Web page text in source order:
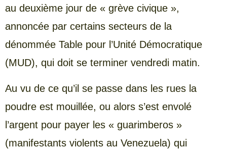
au deuxième jour de « grève civique »,
annoncée par certains secteurs de la
dénommée Table pour l’Unité Démocratique
(MUD), qui doit se terminer vendredi matin.
Au vu de ce qu’il se passe dans les rues la
poudre est mouillée, ou alors s’est envolé
l’argent pour payer les « guarimberos »
(manifestants violents au Venezuela) qui